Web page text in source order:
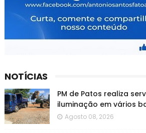
NOTÍCIAS
PM de Patos realiza
iluminação em vários
Agosto 08, 2026